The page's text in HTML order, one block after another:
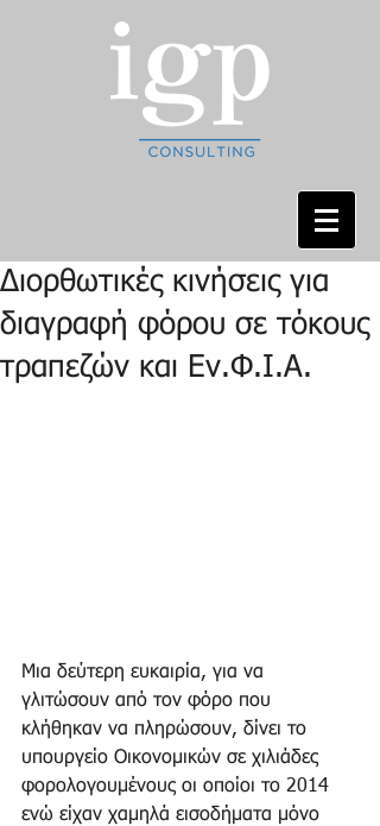
Διορθωτικές κινήσεις για
διαγραφή φόρου σε τόκους
τραπεζών και Εν.Φ.Ι.Α.
Μια δεύτερη ευκαιρία, για να
γλιτώσουν από τον φόρο που
κλήθηκαν να πληρώσουν, δίνει το
υπουργείο Οικονομικών σε χιλιάδες
φορολογουμένους οι οποίοι το 2014
ενώ είχαν χαμηλά εισοδήματα μόνο